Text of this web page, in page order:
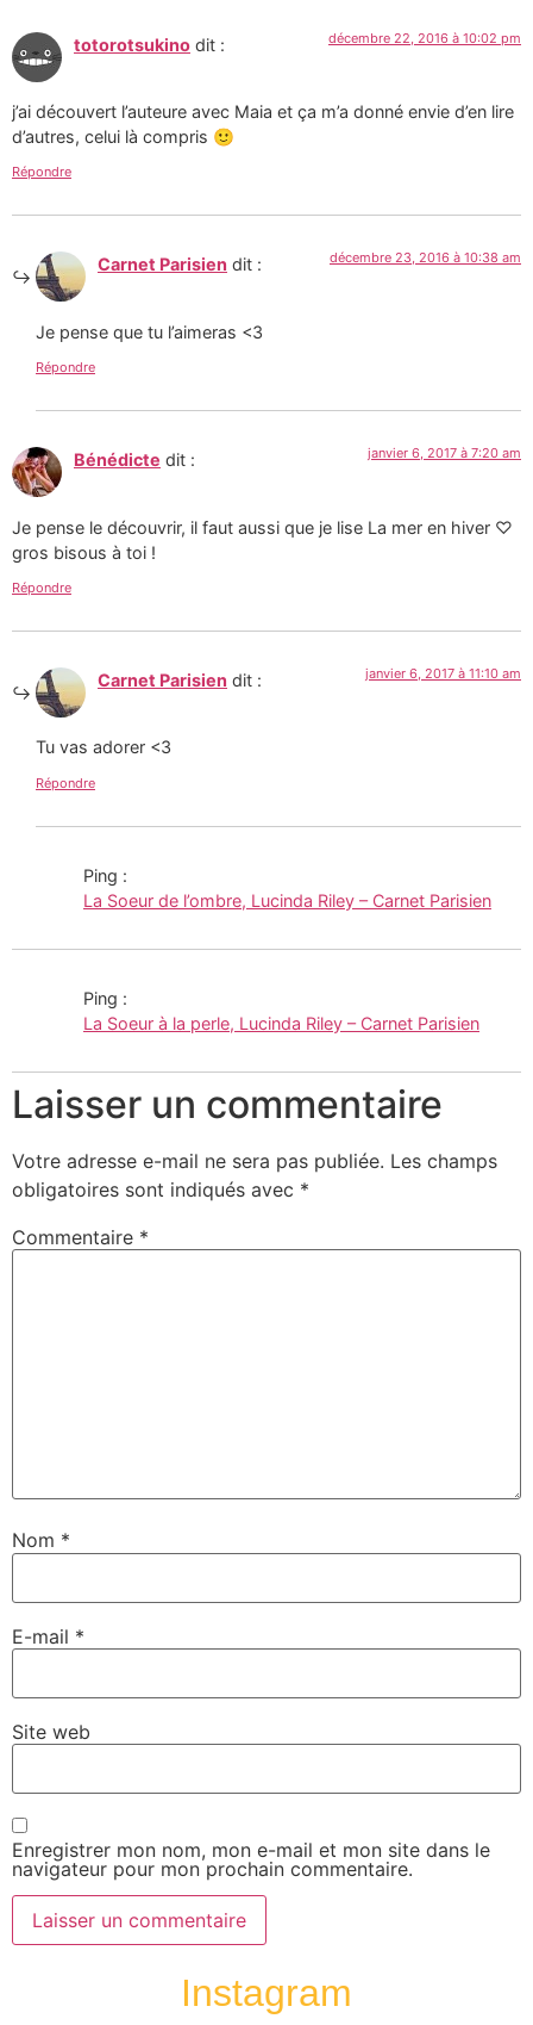
totorotsukino dit : décembre 22, 2016 à 10:02 pm
j’ai découvert l’auteure avec Maia et ça m’a donné envie d’en lire
d’autres, celui là compris 🙂
Répondre
Carnet Parisien dit : décembre 23, 2016 à 10:38 am
Je pense que tu l’aimeras <3
Répondre
Bénédicte dit : janvier 6, 2017 à 7:20 am
Je pense le découvrir, il faut aussi que je lise La mer en hiver ♡
gros bisous à toi !
Répondre
Carnet Parisien dit : janvier 6, 2017 à 11:10 am
Tu vas adorer <3
Répondre
Ping :
La Soeur de l’ombre, Lucinda Riley – Carnet Parisien
Ping :
La Soeur à la perle, Lucinda Riley – Carnet Parisien
Laisser un commentaire
Votre adresse e-mail ne sera pas publiée. Les champs
obligatoires sont indiqués avec *
Commentaire *
Nom *
E-mail *
Site web
Enregistrer mon nom, mon e-mail et mon site dans le
navigateur pour mon prochain commentaire.
Instagram